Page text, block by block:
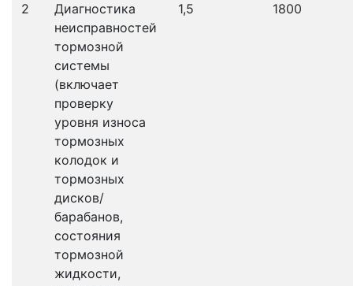
2
Диагностика
неисправностей
тормозной
системы
(включает
проверку
уровня износа
тормозных
колодок и
тормозных
дисков/
барабанов,
состояния
тормозной
жидкости,
1,5 1800